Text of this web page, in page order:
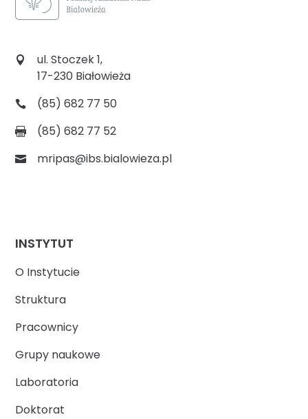
ul. Stoczek 1,
17-230 Białowieża
(85) 682 77 50
(85) 682 77 52
mripas@ibs.bialowieza.pl
INSTYTUT
O Instytucie
Struktura
Pracownicy
Grupy naukowe
Laboratoria
Doktorat